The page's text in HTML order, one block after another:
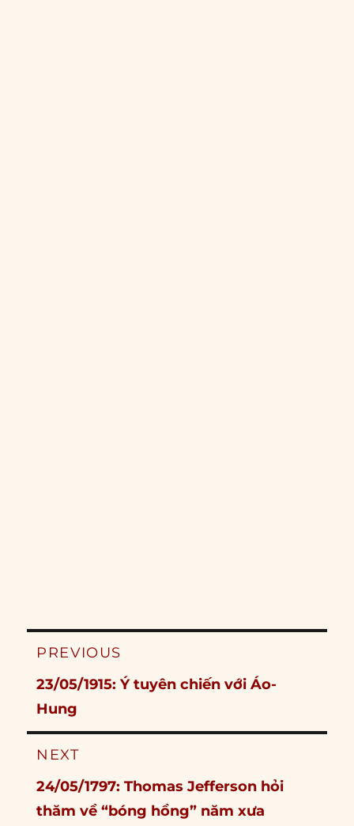
Post
PREVIOUS
Previous
post:
23/05/1915: Ý tuyên chiến với Áo-
Hung
NEXT
Next
post:
24/05/1797: Thomas Jefferson hỏi
thăm về “bóng hồng” năm xưa